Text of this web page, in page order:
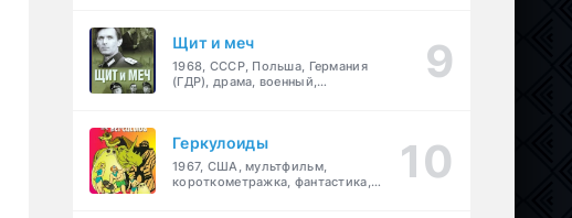
Щит и меч
1968, СССР, Польша, Германия
(ГДР), драма, военный,
Геркулоиды
1967, США, мультфильм,
короткометражка, фантастика,